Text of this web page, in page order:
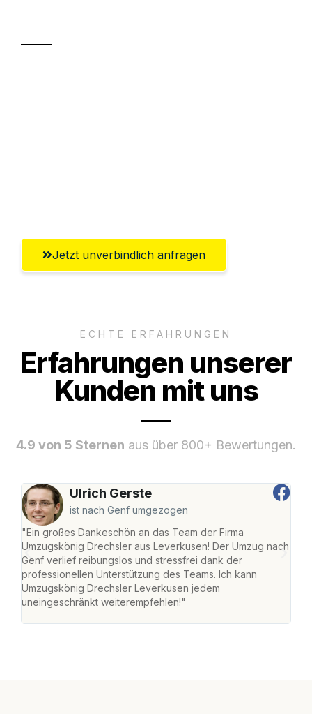
Jetzt unverbindlich anfragen
ECHTE ERFAHRUNGEN
Erfahrungen unserer
Kunden mit uns
4.9 von 5 Sternen aus über 800+ Bewertungen.
Ulrich Gerste
ist nach Genf umgezogen
"Ein großes Dankeschön an das Team der Firma
Umzugskönig Drechsler aus Leverkusen! Der Umzug nach
Genf verlief reibungslos und stressfrei dank der
professionellen Unterstützung des Teams. Ich kann
Umzugskönig Drechsler Leverkusen jedem
uneingeschränkt weiterempfehlen!"